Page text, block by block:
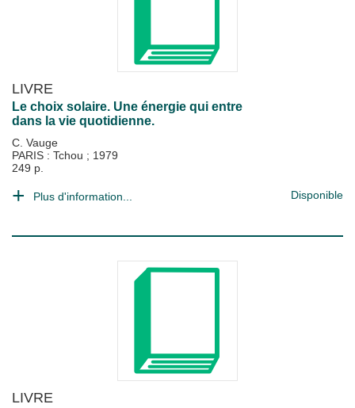
LIVRE
Le choix solaire. Une énergie qui entre
dans la vie quotidienne.
C. Vauge
PARIS : Tchou ; 1979
249 p.
Plus d'information... Disponible
LIVRE